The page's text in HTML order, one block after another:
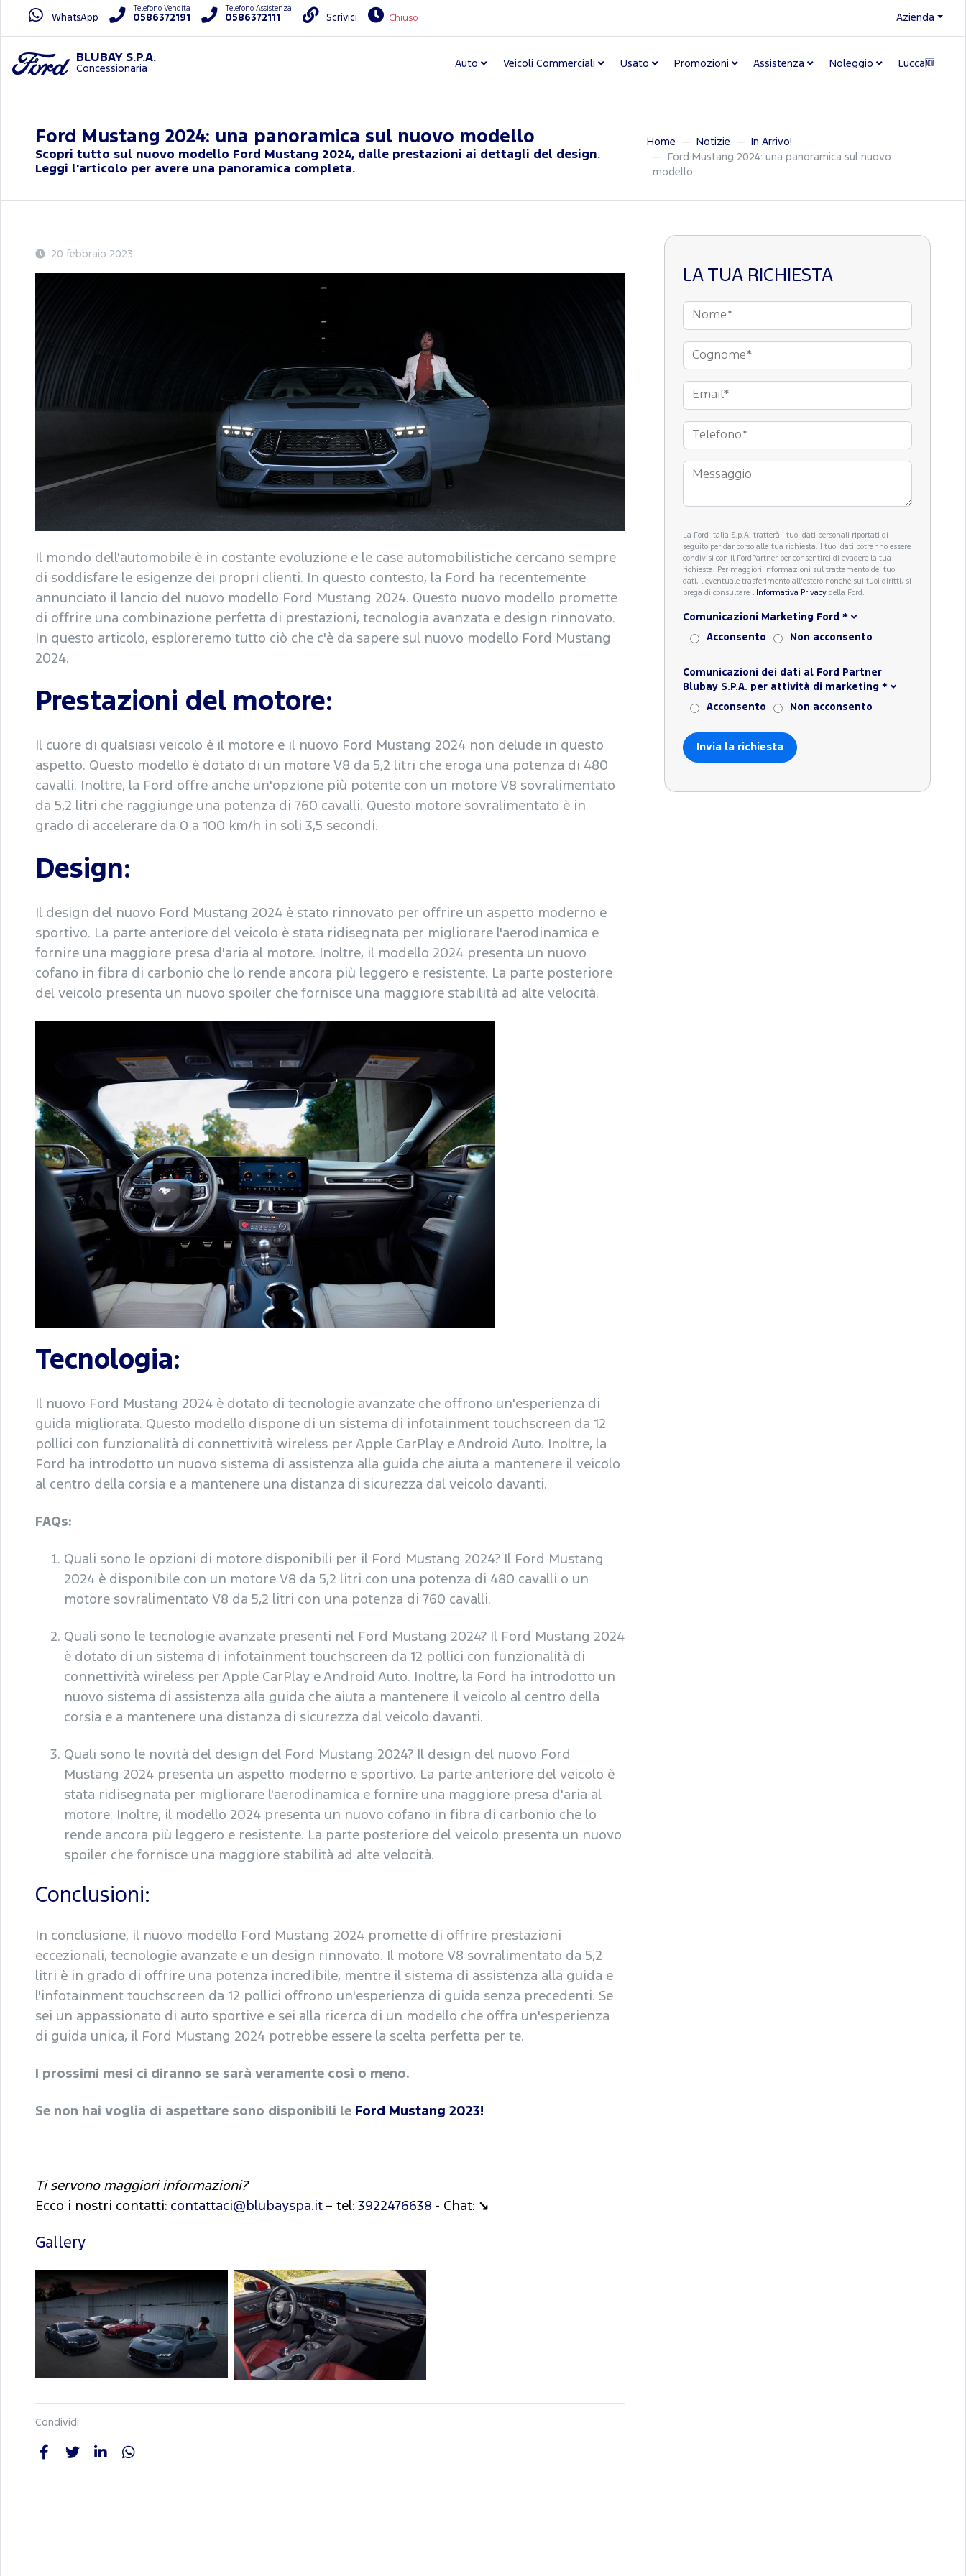
WhatsApp
Telefono Vendita
0586372191
Telefono Assistenza
0586372111 Scrivici Chiuso Azienda
BLUBAY S.P.A.
Concessionaria Auto Veicoli Commerciali Usato Promozioni Assistenza Noleggio Lucca🆕
Ford Mustang 2024: una panoramica sul nuovo modello
Scopri tutto sul nuovo modello Ford Mustang 2024, dalle prestazioni ai dettagli del design.
Leggi l'articolo per avere una panoramica completa.
Home Notizie
In Arrivo!
Ford Mustang 2024: una panoramica sul nuovo
modello
20 febbraio 2023
Il mondo dell'automobile è in costante evoluzione e le case automobilistiche cercano sempre
di soddisfare le esigenze dei propri clienti. In questo contesto, la Ford ha recentemente
annunciato il lancio del nuovo modello Ford Mustang 2024. Questo nuovo modello promette
di offrire una combinazione perfetta di prestazioni, tecnologia avanzata e design rinnovato.
In questo articolo, esploreremo tutto ciò che c'è da sapere sul nuovo modello Ford Mustang
2024.
Prestazioni del motore:
Il cuore di qualsiasi veicolo è il motore e il nuovo Ford Mustang 2024 non delude in questo
aspetto. Questo modello è dotato di un motore V8 da 5,2 litri che eroga una potenza di 480
cavalli. Inoltre, la Ford offre anche un'opzione più potente con un motore V8 sovralimentato
da 5,2 litri che raggiunge una potenza di 760 cavalli. Questo motore sovralimentato è in
grado di accelerare da 0 a 100 km/h in soli 3,5 secondi.
Design:
Il design del nuovo Ford Mustang 2024 è stato rinnovato per offrire un aspetto moderno e
sportivo. La parte anteriore del veicolo è stata ridisegnata per migliorare l'aerodinamica e
fornire una maggiore presa d'aria al motore. Inoltre, il modello 2024 presenta un nuovo
cofano in fibra di carbonio che lo rende ancora più leggero e resistente. La parte posteriore
del veicolo presenta un nuovo spoiler che fornisce una maggiore stabilità ad alte velocità.
Tecnologia:
Il nuovo Ford Mustang 2024 è dotato di tecnologie avanzate che offrono un'esperienza di
guida migliorata. Questo modello dispone di un sistema di infotainment touchscreen da 12
pollici con funzionalità di connettività wireless per Apple CarPlay e Android Auto. Inoltre, la
Ford ha introdotto un nuovo sistema di assistenza alla guida che aiuta a mantenere il veicolo
al centro della corsia e a mantenere una distanza di sicurezza dal veicolo davanti.
FAQs:
Quali sono le opzioni di motore disponibili per il Ford Mustang 2024? Il Ford Mustang
2024 è disponibile con un motore V8 da 5,2 litri con una potenza di 480 cavalli o un
motore sovralimentato V8 da 5,2 litri con una potenza di 760 cavalli.
Quali sono le tecnologie avanzate presenti nel Ford Mustang 2024? Il Ford Mustang 2024
è dotato di un sistema di infotainment touchscreen da 12 pollici con funzionalità di
connettività wireless per Apple CarPlay e Android Auto. Inoltre, la Ford ha introdotto un
nuovo sistema di assistenza alla guida che aiuta a mantenere il veicolo al centro della
corsia e a mantenere una distanza di sicurezza dal veicolo davanti.
Quali sono le novità del design del Ford Mustang 2024? Il design del nuovo Ford
Mustang 2024 presenta un aspetto moderno e sportivo. La parte anteriore del veicolo è
stata ridisegnata per migliorare l'aerodinamica e fornire una maggiore presa d'aria al
motore. Inoltre, il modello 2024 presenta un nuovo cofano in fibra di carbonio che lo
rende ancora più leggero e resistente. La parte posteriore del veicolo presenta un nuovo
spoiler che fornisce una maggiore stabilità ad alte velocità.
Conclusioni:
In conclusione, il nuovo modello Ford Mustang 2024 promette di offrire prestazioni
eccezionali, tecnologie avanzate e un design rinnovato. Il motore V8 sovralimentato da 5,2
litri è in grado di offrire una potenza incredibile, mentre il sistema di assistenza alla guida e
l'infotainment touchscreen da 12 pollici offrono un'esperienza di guida senza precedenti. Se
sei un appassionato di auto sportive e sei alla ricerca di un modello che offra un'esperienza
di guida unica, il Ford Mustang 2024 potrebbe essere la scelta perfetta per te.
I prossimi mesi ci diranno se sarà veramente così o meno.
Se non hai voglia di aspettare sono disponibili le Ford Mustang 2023!
Ti servono maggiori informazioni?
Ecco i nostri contatti: contattaci@blubayspa.it – tel: 3922476638 - Chat: ↘
Gallery
Condividi
LA TUA RICHIESTA
La Ford Italia S.p.A. tratterà i tuoi dati personali riportati di
seguito per dar corso alla tua richiesta. I tuoi dati potranno essere
condivisi con il FordPartner per consentirci di evadere la tua
richiesta. Per maggiori informazioni sul trattamento dei tuoi
dati, l'eventuale trasferimento all'estero nonché sui tuoi diritti, si
prega di consultare l' Informativa Privacydella Ford.
Comunicazioni Marketing Ford *
Acconsento Non acconsento
Comunicazioni dei dati al Ford Partner
Blubay S.P.A. per attività di marketing *
Acconsento Non acconsento